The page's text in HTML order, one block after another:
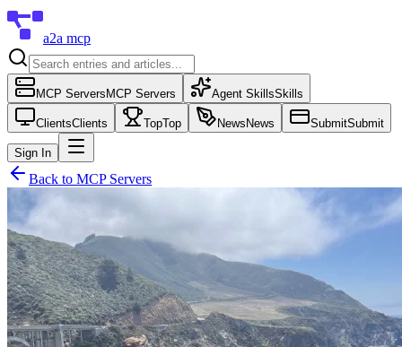
a2a mcp
MCP Servers MCP Servers Agent SkillsSkills
ClientsClients TopTop News News SubmitSubmit
Sign In
Back to MCP Servers